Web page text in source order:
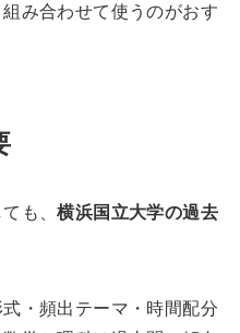
み合わせて使うのがおす
も、横浜国立大学の過去
・頻出テーマ・時間配分